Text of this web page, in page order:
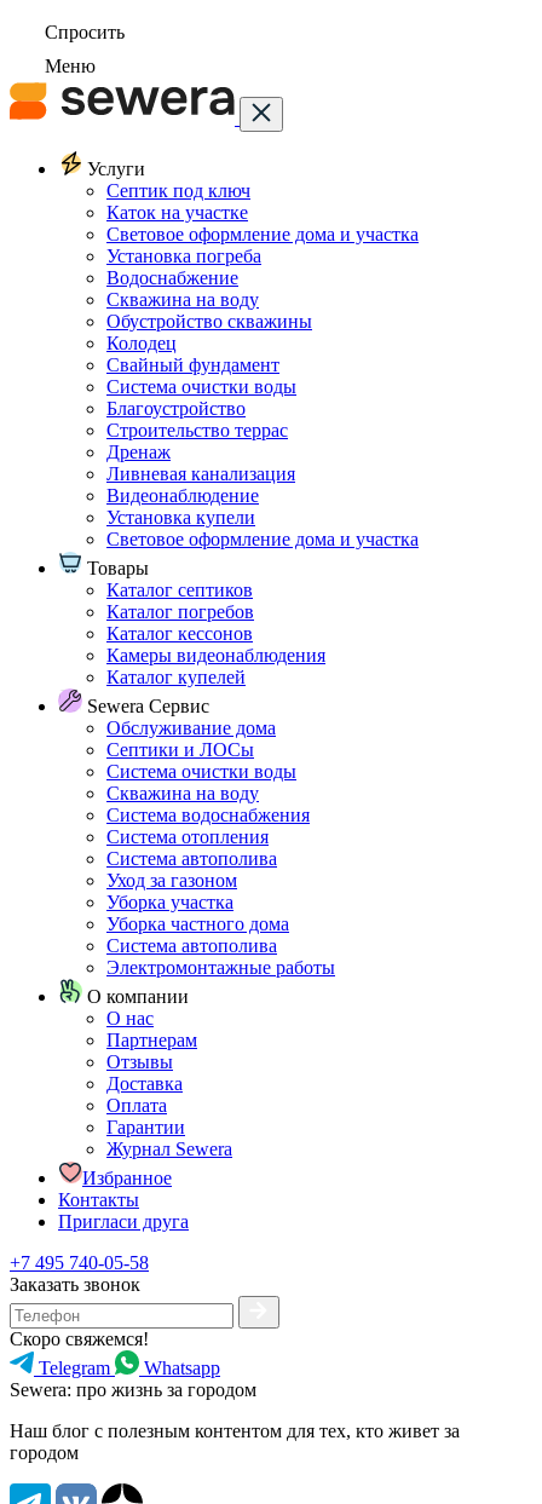
Спросить
Меню
Услуги
Септик под ключ
Каток на участке
Световое оформление дома и участка
Установка погреба
Водоснабжение
Скважина на воду
Обустройство скважины
Колодец
Свайный фундамент
Система очистки воды
Благоустройство
Строительство террас
Дренаж
Ливневая канализация
Видеонаблюдение
Установка купели
Световое оформление дома и участка
Товары
Каталог септиков
Каталог погребов
Каталог кессонов
Камеры видеонаблюдения
Каталог купелей
Sewera Сервис
Обслуживание дома
Септики и ЛОСы
Система очистки воды
Скважина на воду
Система водоснабжения
Система отопления
Система автополива
Уход за газоном
Уборка участка
Уборка частного дома
Система автополива
Электромонтажные работы
О компании
О нас
Партнерам
Отзывы
Доставка
Оплата
Гарантии
Журнал Sewera
Избранное
Контакты
Пригласи друга
+7 495 740-05-58
Заказать звонок
Скоро свяжемся!
Telegram
Whatsapp
Sewera: про жизнь за городом
Наш блог c полезным контентом для тех, кто живет за
городом